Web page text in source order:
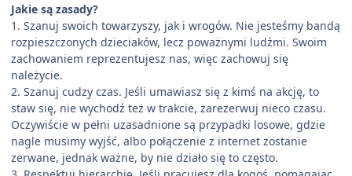
Jakie są zasady?
1. Szanuj swoich towarzyszy, jak i wrogów. Nie jesteśmy bandą
rozpieszczonych dzieciaków, lecz poważnymi ludźmi. Swoim
zachowaniem reprezentujesz nas, więc zachowuj się
należycie.
2. Szanuj cudzy czas. Jeśli umawiasz się z kimś na akcję, to
staw się, nie wychodź też w trakcie, zarezerwuj nieco czasu.
Oczywiście w pełni uzasadnione są przypadki losowe, gdzie
nagle musimy wyjść, albo połączenie z internet zostanie
zerwane, jednak ważne, by nie działo się to często.